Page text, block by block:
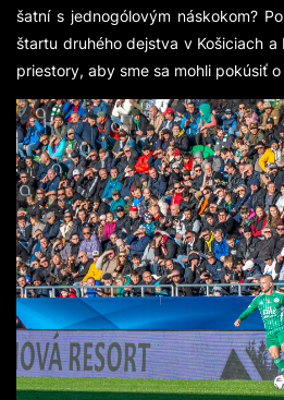
šatní s jednogólovým náskokom?
štartu druhého dejstva v Košiciach
priestory, aby sme sa mohli pokúsiť